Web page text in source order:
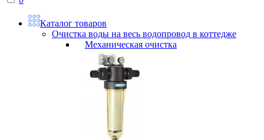
Каталог товаров
Очистка воды на весь водопровод в коттедже
Механическая очистка